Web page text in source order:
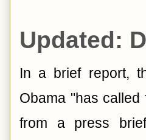
Updated:
In a brief report,
Obama "has
from a press